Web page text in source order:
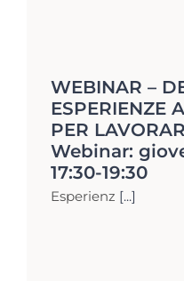
WEBINAR –
ESPERIENZE
PER
Webinar:
17:30-19:30
Esperienz [...]